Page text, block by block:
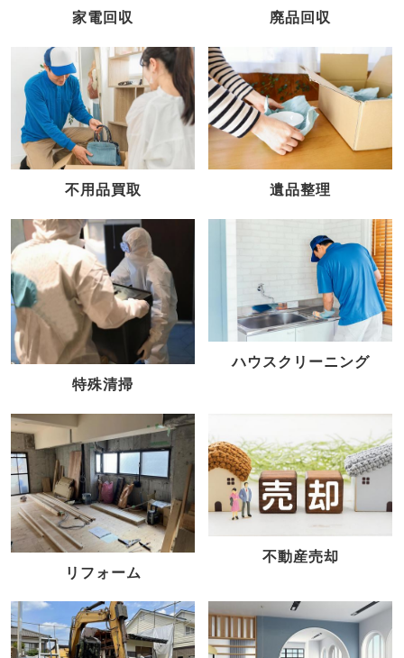
家電回収 廃品回収
不用品買取 遺品整理
特殊清掃
ハウスクリーニング
リフォーム
不動産売却